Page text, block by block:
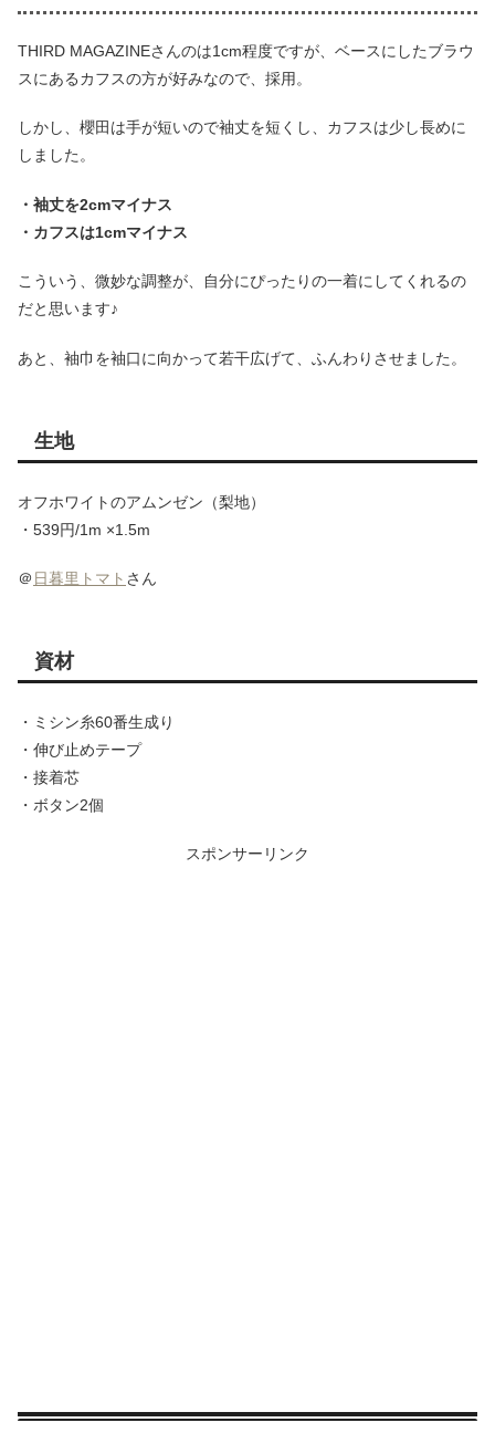
THIRD MAGAZINEさんのは1cm程度ですが、ベースにしたブラウ
スにあるカフスの方が好みなので、採用。
しかし、櫻田は手が短いので袖丈を短くし、カフスは少し長めに
しました。
・袖丈を2cmマイナス
・カフスは1cmマイナス
こういう、微妙な調整が、自分にぴったりの一着にしてくれるの
だと思います♪
あと、袖巾を袖口に向かって若干広げて、ふんわりさせました。
生地
オフホワイトのアムンゼン（梨地）
・539円/1m ×1.5m
＠ 日暮里トマト さん
資材
・ミシン糸60番生成り
・伸び止めテープ
・接着芯
・ボタン2個
スポンサーリンク